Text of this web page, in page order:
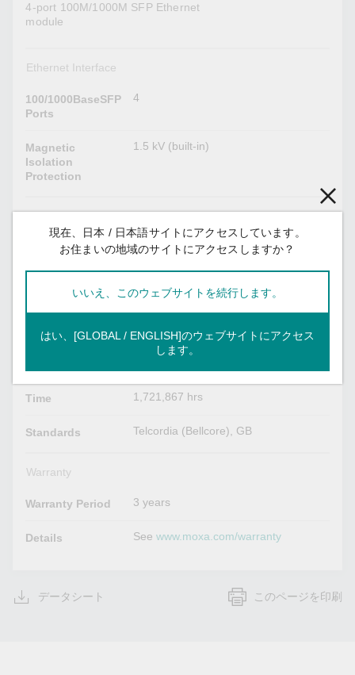
4-port 100M/1000M SFP Ethernet
module
Ethernet Interface
100/1000BaseSFP
Ports
4
Magnetic
Isolation
Protection
1.5 kV (built-in)
Declaration
Green Product RoHS, CRoHS, WEEE
Physical Characteristics
in)
Time 1,721,867 hrs
Standards Telcordia (Bellcore), GB
Warranty
Warranty Period 3 years
Details Seewww.moxa.com/warranty
データシート このページを印刷
現在、日本 / 日本語サイトにアクセスしています。
お住まいの地域のサイトにアクセスしますか？
いいえ、このウェブサイトを続行します。
はい、[GLOBAL / ENGLISH]のウェブサイトにアクセス
します。